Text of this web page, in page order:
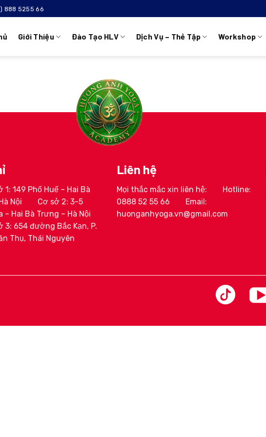
888 5255 66
Giới Thiệu Đào Tạo HLV Dịch Vụ – Thẻ Tập Workshop
1: 149 Phố Huế – Hai Bà
Nội
Cơ sở 2: 3-5
– Hai Bà Trưng – Hà Nội
3: 654 đường Bắc Kạn, P.
Thụ, Thái Nguyên
Liên hệ
Mọi thắc mắc xin liên hệ:
Hotline:
0888 52 55 66
Email:
huonganhyoga.vn@gmail.com
Huyền My HLV Lê Thị Trang